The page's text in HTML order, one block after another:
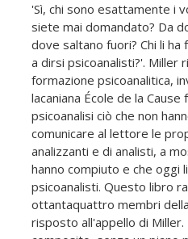
'Sì, chi sono esattamente i
siete mai domandato? Da
dove saltano fuori? Chi li ha
a dirsi psicoanalisti?'. Miller
formazione psicoanalitica,
lacaniana École de la
psicoanalisi ciò che non
comunicare al lettore le
analizzanti e di analisti, a
hanno compiuto e che oggi
psicoanalisti. Questo libro
ottantaquattro membri della
risposto all'appello di